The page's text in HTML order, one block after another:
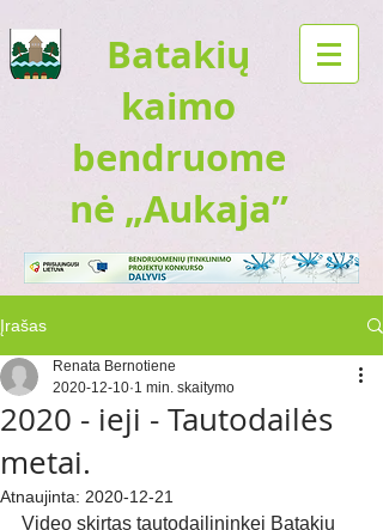
Batakių
kaimo
bendruome
nė „Aukaja”
Įrašas
2020 - ieji - Tautodailės
metai.
Renata Bernotiene
2020-12-10 1 min. skaitymo
Atnaujinta: 2020-12-21
Video skirtas tautodailininkei Batakių